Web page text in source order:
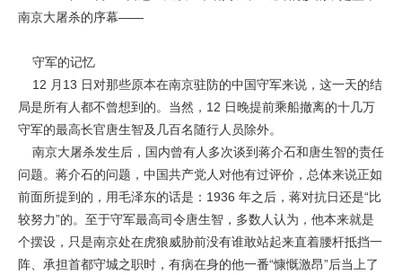
南京大屠杀的序幕——
守军的记忆
12 月13 日对那些原本在南京驻防的中国守军来说，这一天的结
局是所有人都不曾想到的。当然，12 日晚提前乘船撤离的十几万
守军的最高长官唐生智及几百名随行人员除外。
南京大屠杀发生后，国内曾有人多次谈到蒋介石和唐生智的责任
问题。蒋介石的问题，中国共产党人对他有过评价，总体来说正如
前面所提到的，用毛泽东的话是：1936 年之后，蒋对抗日还是“比
较努力”的。至于守军最高司令唐生智，多数人认为，他本来就是
个摆设，只是南京处在虎狼威胁前没有谁敢站起来直着腰杆抵挡一
阵、承担首都守城之职时，有病在身的他一番“慷慨激昂”后当上了